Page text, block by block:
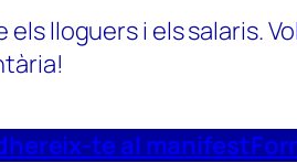
lloguers i els salaris.
te al manifest